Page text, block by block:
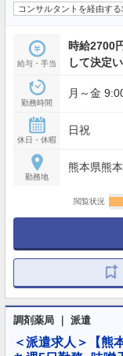
コンサルタントを経由する
給与・手当
時給2700
して決定
勤務時間
月～金
休日・休暇
日祝
勤務地
熊本県熊
閲覧状況
調剤薬局 ｜ 派遣
＜派遣求人＞【熊